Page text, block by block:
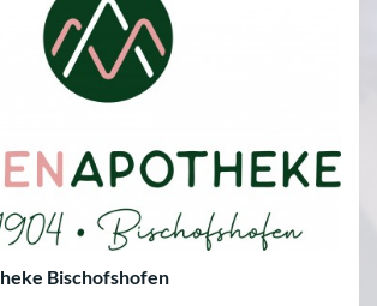
Bischofshofen